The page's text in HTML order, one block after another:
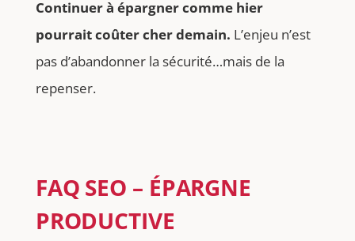
Continuer à épargner comme hier
pourrait coûter cher demain. L’enjeu n’est
pas d’abandonner la sécurité…mais de la
repenser.
FAQ SEO – ÉPARGNE
PRODUCTIVE